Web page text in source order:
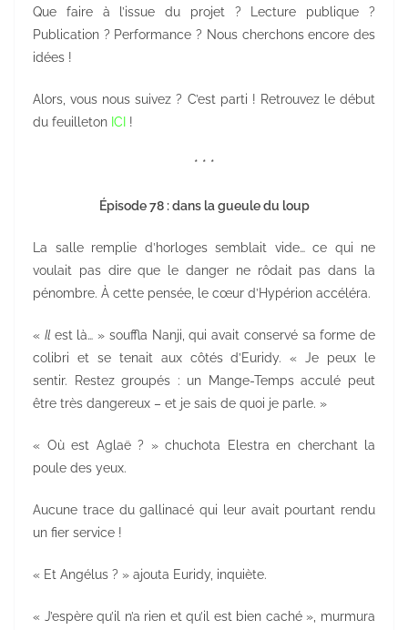
Que faire à l’issue du projet ? Lecture publique ?
Publication ? Performance ? Nous cherchons encore des
idées !
Alors, vous nous suivez ? C’est parti ! Retrouvez le début
du feuilleton ICI !
* * *
Épisode 78 : dans la gueule du loup
La salle remplie d’horloges semblait vide… ce qui ne
voulait pas dire que le danger ne rôdait pas dans la
pénombre. À cette pensée, le cœur d’Hypérion accéléra.
« Il est là… » souffla Nanji, qui avait conservé sa forme de
colibri et se tenait aux côtés d’Euridy. « Je peux le
sentir. Restez groupés : un Mange-Temps acculé peut
être très dangereux – et je sais de quoi je parle. »
« Où est Aglaë ? » chuchota Elestra en cherchant la
poule des yeux.
Aucune trace du gallinacé qui leur avait pourtant rendu
un fier service !
« Et Angélus ? » ajouta Euridy, inquiète.
« J’espère qu’il n’a rien et qu’il est bien caché », murmura